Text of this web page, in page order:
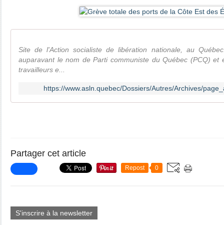
Site de l'Action socialiste de libération nationale, au
auparavant le nom de Parti communiste du Québec (PCQ) et
travailleurs e...
https://www.asln.quebec/Dossiers/Autres/Archives/
Partager cet article
Repost 0
S'inscrire à la newsletter